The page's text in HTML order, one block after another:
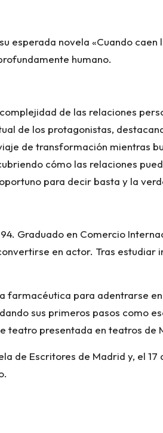
esperada novela «Cuando
humano.
de las relaciones
de los protagonistas,
de transformación mientras
cómo las relaciones
para decir basta y la
Graduado en Comercio
en actor. Tras
farmacéutica para adentrarse
sus primeros pasos como
teatro presentada en teatros de
de Escritores de Madrid y, el